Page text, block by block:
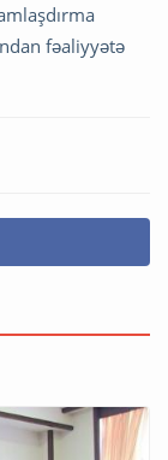
fəaliyyətə